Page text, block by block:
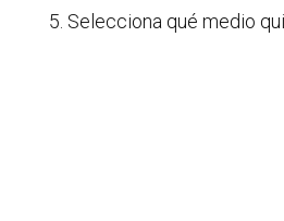
5. Selecciona qué medio